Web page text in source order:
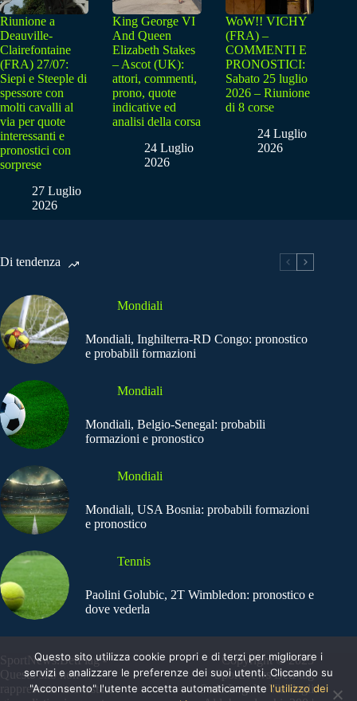
Riunione a
Deauville-
Clairefontaine
(FRA) 27/07:
Siepi e Steeple di
spessore con
molti cavalli al
via per quote
interessanti e
pronostici con
sorprese
27 Luglio
2026
King George VI
And Queen
Elizabeth Stakes
– Ascot (UK):
attori, commenti,
prono, quote
indicative ed
analisi della corsa
24 Luglio
2026
WoW!! VICHY
(FRA) –
COMMENTI E
PRONOSTICI:
Sabato 25 luglio
2026 – Riunione
di 8 corse
24 Luglio
2026
Di tendenza
Mondiali
Mondiali, Inghilterra-RD Congo: pronostico
e probabili formazioni
Mondiali
Mondiali, Belgio-Senegal: probabili
formazioni e pronostico
Mondiali
Mondiali, USA Bosnia: probabili formazioni
e pronostico
Tennis
Paolini Golubic, 2T Wimbledon: pronostico e
dove vederla
SportNews.BetFlag -
Questo sito non
rappresenta una testata
Copyright © 2025
SportNews BetFlag
Sede Legale: Via degli
Questo sito utilizza cookie propri e di terzi per migliorare i
servizi e analizzare le preferenze dei suoi utenti. Cliccando su
"Acconsento" l'utente accetta automaticamente l'utilizzo dei